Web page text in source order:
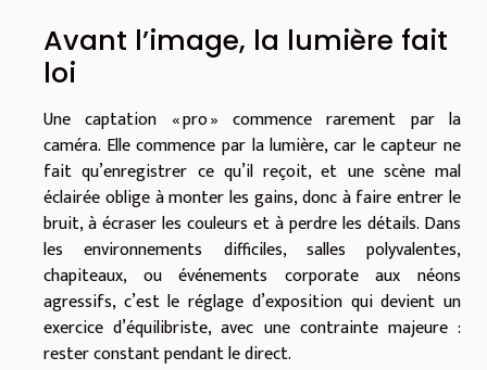
Avant l’image, la lumière fait
loi
Une captation « pro » commence rarement par la
caméra. Elle commence par la lumière, car le capteur ne
fait qu’enregistrer ce qu’il reçoit, et une scène mal
éclairée oblige à monter les gains, donc à faire entrer le
bruit, à écraser les couleurs et à perdre les détails. Dans
les environnements difficiles, salles polyvalentes,
chapiteaux, ou événements corporate aux néons
agressifs, c’est le réglage d’exposition qui devient un
exercice d’équilibriste, avec une contrainte majeure :
rester constant pendant le direct.